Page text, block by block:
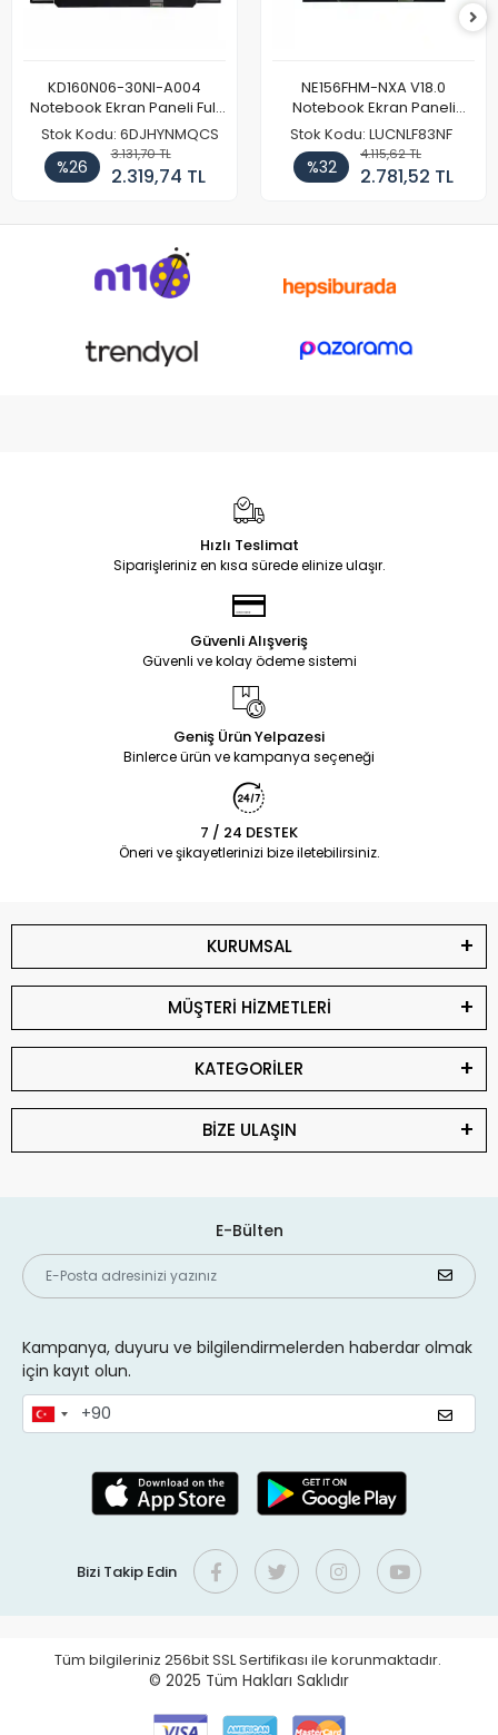
KD160N06-30NI-A004
Notebook Ekran Paneli Full
HD
Stok Kodu: 6DJHYNMQCS
%26
3.131,70 TL
2.319,74 TL
NE156FHM-NXA V18.0
Notebook Ekran Paneli
144Hz
Stok Kodu: LUCNLF83NF
%32
4.115,62 TL
2.781,52 TL
Hızlı Teslimat
Siparişleriniz en kısa sürede elinize ulaşır.
Güvenli Alışveriş
Güvenli ve kolay ödeme sistemi
Geniş Ürün Yelpazesi
Binlerce ürün ve kampanya seçeneği
7 / 24 DESTEK
Öneri ve şikayetlerinizi bize iletebilirsiniz.
KURUMSAL
MÜŞTERİ HİZMETLERİ
KATEGORİLER
BİZE ULAŞIN
E-Bülten
Kampanya, duyuru ve bilgilendirmelerden haberdar olmak
için kayıt olun.
Bizi Takip Edin
Tüm bilgileriniz 256bit SSL Sertifikası ile korunmaktadır.
© 2025 Tüm Hakları Saklıdır